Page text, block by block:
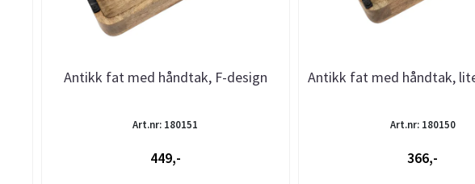
Antikk fat med håndtak, F-design
Art.nr: 180151
449,-
Antikk fat med håndtak,
Art.nr: 180150
366,-